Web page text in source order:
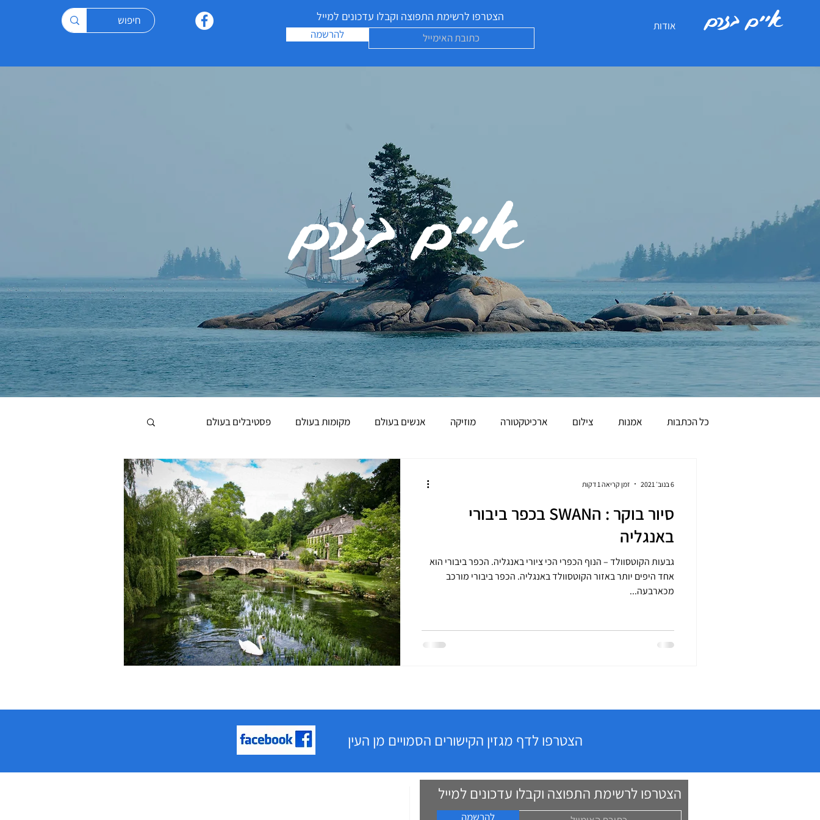
הצטרפו לרשימת התפוצה וקבלו עדכונים למייל
להרשמה
אודות איים בזרם
איים בזרם
כל הכתבות אמנות צילום ארכיטקטורה מוזיקה אנשים בעולם מקומות בעולם פסטיבלים בעולם
סיור בוקר : הSWAN בכפר ביבורי
באנגליה
גבעות הקוטסוולד – הנוף הכפרי הכי ציורי באנגליה. הכפר ביבורי הוא
אחד היפים יותר באזור הקוטסוולד באנגליה. הכפר ביבורי מורכב
מכארבעה...
6 בנוב׳ 2021 זמן קריאה 1 דקות
הצטרפו לדף מגזין הקישורים הסמויים מן העין
הצטרפו לרשימת התפוצה וקבלו עדכונים למייל
להרשמה